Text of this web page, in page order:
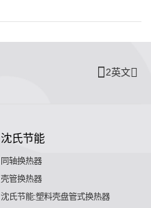
2英文
沈氏节能
同轴换热器
壳管换热器
沈氏节能:塑料壳盘管式换热器